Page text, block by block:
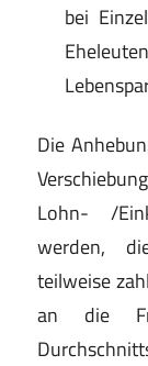
bei
Die
Lohn- /
werden,
teilweise
an die